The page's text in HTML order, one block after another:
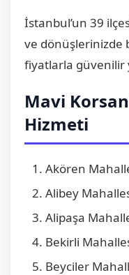
İstanbul’un 39
ve dönüşlerinizde
fiyatlarla güvenilir
Mavi
Hizmeti
Akören
Alibey
Alipaşa
Bekirli
Beyciler